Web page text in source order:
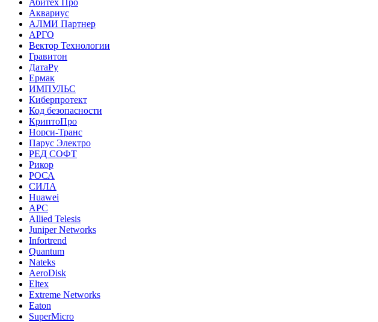
Абитех Про
Аквариус
АЛМИ Партнер
АРГО
Вектор Технологии
Гравитон
ДатаРу
Ермак
ИМПУЛЬС
Киберпротект
Код безопасности
КриптоПро
Норси-Транс
Парус Электро
РЕД СОФТ
Рикор
РОСА
СИЛА
Huawei
APC
Allied Telesis
Juniper Networks
Infortrend
Quantum
Nateks
AeroDisk
Eltex
Extreme Networks
Eaton
SuperMicro